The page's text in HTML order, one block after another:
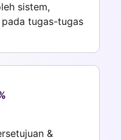
sistem,
tugas-tugas
&